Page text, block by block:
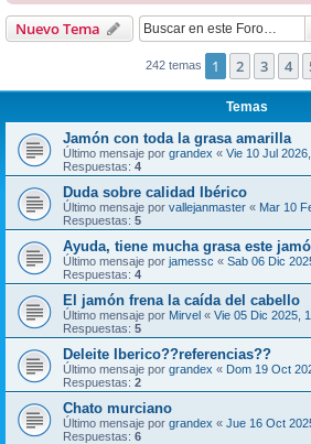
Nuevo Tema
242 temas 1 2 3 4
Temas
Jamón con toda la grasa amarilla
Último mensaje por grandex « Vie 10 Jul
Respuestas: 4
Duda sobre calidad Ibérico
Último mensaje por vallejanmaster « Mar 10
Respuestas: 5
Ayuda, tiene mucha grasa este
Último mensaje por jamessc « Sab 06 Dic
Respuestas: 4
El jamón frena la caída del cabello
Último mensaje por Mirvel « Vie 05 Dic 2025,
Respuestas: 5
Deleite Iberico??referencias??
Último mensaje por grandex « Dom 19 Oct
Respuestas: 2
Chato murciano
Último mensaje por grandex « Jue 16 Oct
Respuestas: 6